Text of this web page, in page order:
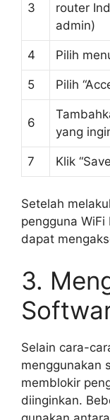
3
router
admin)
4 Pilih
5 Pilih
6
yang
7 Klik
Setelah
pengguna
dapat
3.
Selain cara-
menggunakan
memblokir
diinginkan.